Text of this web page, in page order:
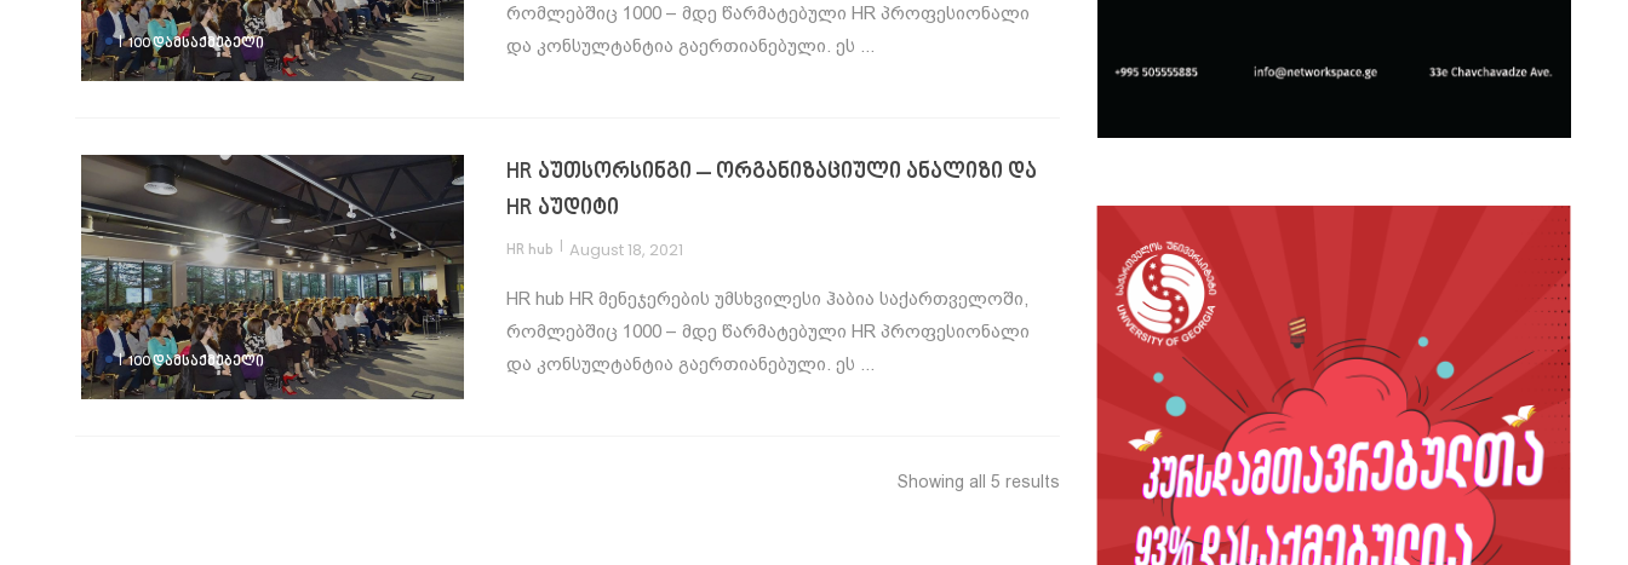
| 100 ᲓᲐᲛᲡᲐᲥᲛᲔᲑᲔᲚᲘ
რომლებშიც 1000 – მდე წარმატებული HR პროფესიონალი
და კონსულტანტია გაერთიანებული. ეს ...
| 100 ᲓᲐᲛᲡᲐᲥᲛᲔᲑᲔᲚᲘ
HR აუთსორსინგი – ორგანიზაციული ანალიზი და
HR აუდიტი
HR hub | August 18, 2021
HR hub HR მენეჯერების უმსხვილესი ჰაბია საქართველოში,
რომლებშიც 1000 – მდე წარმატებული HR პროფესიონალი
და კონსულტანტია გაერთიანებული. ეს ...
Showing all 5 results